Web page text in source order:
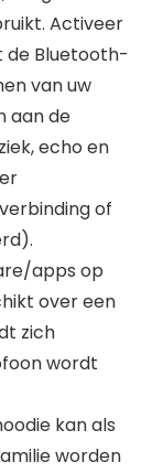
Activeer
de Bluetooth-
van uw
aan de
echo en
of
apps op
over een
zich
wordt
kan als
worden